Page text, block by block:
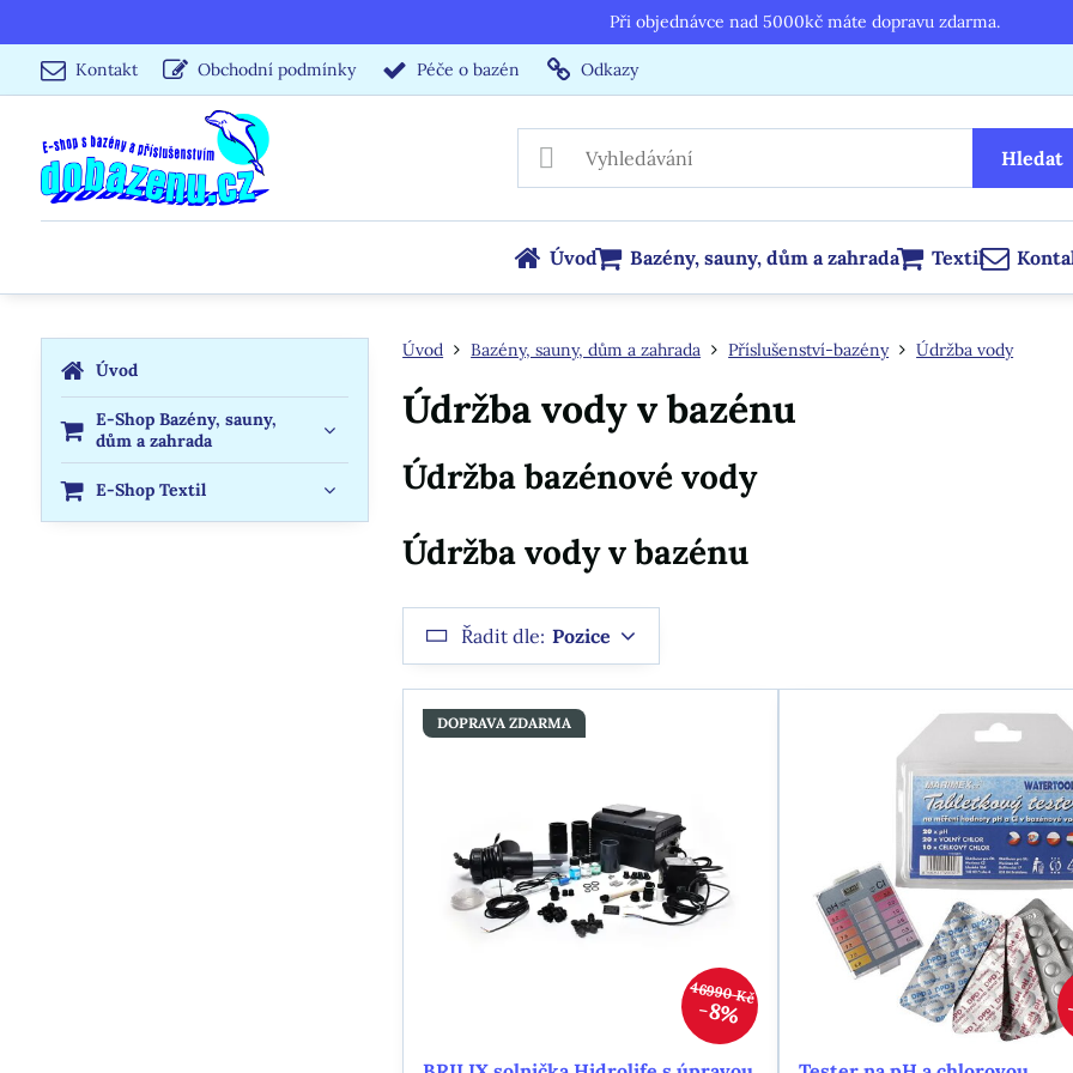
Při objednávce nad 5000kč máte dopravu zdarma.
Kontakt Obchodní podmínky Péče o bazén Odkazy
Hledat
Úvod Bazény, sauny, dům a zahrada Textil
Úvod Bazény, sauny, dům a zahrada Příslušenství-bazény Údržba vody
Údržba vody v bazénu
Údržba bazénové vody
Údržba vody v bazénu
Řadit dle: Pozice
46990 Kč
8%
DOPRAVA ZDARMA
Úvod
E-Shop Bazény, sauny,
dům a zahrada
E-Shop Textil